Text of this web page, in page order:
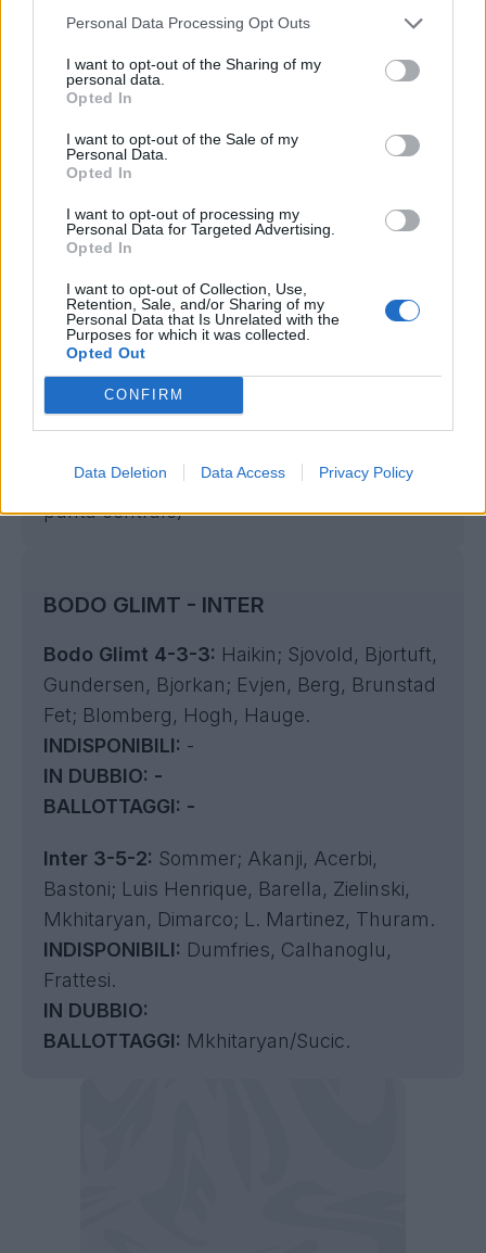
Personal Data Processing Opt Outs
I want to opt-out of the Sharing of my
personal data.
Opted In
I want to opt-out of the Sale of my
Personal Data.
Opted In
I want to opt-out of processing my
Personal Data for Targeted Advertising.
Opted In
I want to opt-out of Collection, Use,
Retention, Sale, and/or Sharing of my
Personal Data that Is Unrelated with the
Purposes for which it was collected.
Opted Out
CONFIRM
Data Deletion Data Access Privacy Policy
QARABAG - NEWCASTLE
Qarabag 4-2-3-1:Kochalski; Silva,
Mustafazade, Medina, Jafarguliyev;
Montiel, Zoubir; Duran.
INDISPONIBILI:
IN DUBBIO:-
BALLOTTAGGI:
Newcastle 4-3-3:Pope; Trippier, Thiaw,
Burn, Hall; Willock, Tonali, Ramsey; Barnes,
Woltemade, Gordon.
INDISPONIBILI:
Schar, Krafth, Joelinton.
BALLOTTAGGI: Woltemade/Elanga (Gordon
punta centrale)
BODO GLIMT - INTER
Bodo Glimt 4-3-3: Haikin; Sjovold, Bjortuft,
Gundersen, Bjorkan; Evjen, Berg, Brunstad
Fet; Blomberg, Hogh, Hauge.
INDISPONIBILI: -
IN DUBBIO: -
BALLOTTAGGI: -
Inter 3-5-2: Sommer; Akanji, Acerbi,
Bastoni; Luis Henrique, Barella, Zielinski,
Mkhitaryan, Dimarco; L. Martinez, Thuram.
INDISPONIBILI: Dumfries, Calhanoglu,
Frattesi.
IN DUBBIO:
BALLOTTAGGI: Mkhitaryan/Sucic.